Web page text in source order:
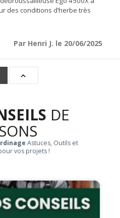
des conditions d’herbe très
Par Henri J. le 20/06/2025

DE
Astuces, Outils et
vos projets !